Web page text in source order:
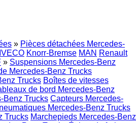
» Pièces détachées Mercedes-
IVECO Knorr-Bremse MAN Renault
» Suspensions Mercedes-Benz
Mercedes-Benz Trucks
Trucks Boîtes de vitesses
de bord Mercedes-Benz
Benz Trucks Capteurs Mercedes-
Mercedes-Benz Trucks
Trucks Marchepieds Mercedes-Benz